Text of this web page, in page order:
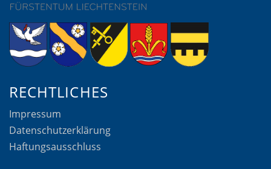
RECHTLICHES
Impressum
Datenschutzerklärung
Haftungsausschluss